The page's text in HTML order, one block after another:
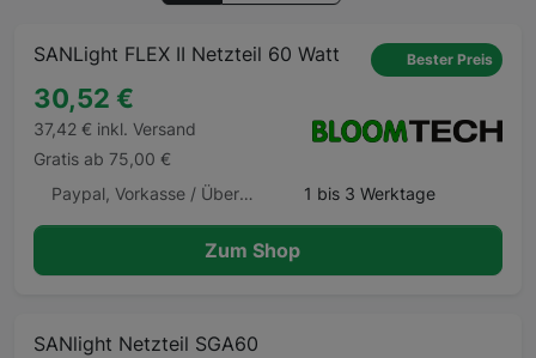
SANLight FLEX II Netzteil 60 Watt Bester Preis
30,52 €
37,42 € inkl. Versand
Gratis ab 75,00 €
Paypal, Vorkasse / Überweisung, Barzahlung, Barzahlung Barzahlen.de
1 bis 3 Werktage
Zum Shop
SANlight Netzteil SGA60